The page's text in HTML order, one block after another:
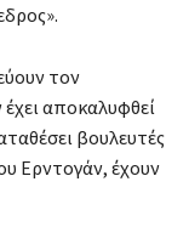
τον
αποκαλυφθεί
βουλευτές
Ερντογάν, έχουν